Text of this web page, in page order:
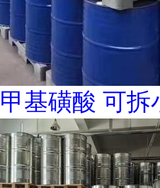
甲基磺酸 可拆